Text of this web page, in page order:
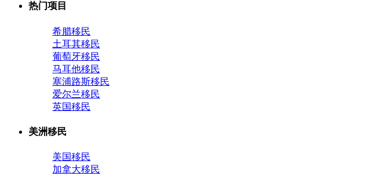
热门项目
希腊移民
土耳其移民
葡萄牙移民
马耳他移民
塞浦路斯移民
爱尔兰移民
英国移民
美洲移民
美国移民
加拿大移民